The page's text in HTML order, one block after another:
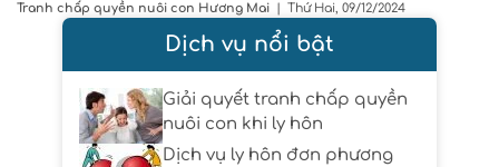
Tranh chấp quyền nuôi con Hương Mai | Thứ Hai, 09/12/2024
Dịch vụ nổi bật
Giải quyết tranh chấp quyền
nuôi con khi ly hôn
Dịch vụ ly hôn đơn phương